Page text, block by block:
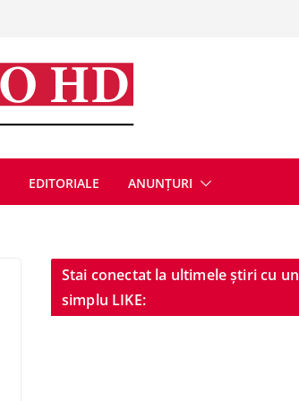
EDITORIALE ANUNȚURI
Stai conectat la ultimele știri cu un
simplu LIKE: